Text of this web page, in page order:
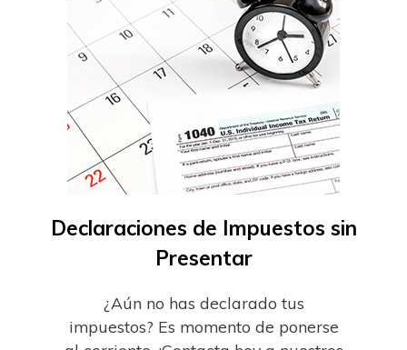
Declaraciones de Impuestos sin
Presentar
¿Aún no has declarado tus
impuestos? Es momento de ponerse